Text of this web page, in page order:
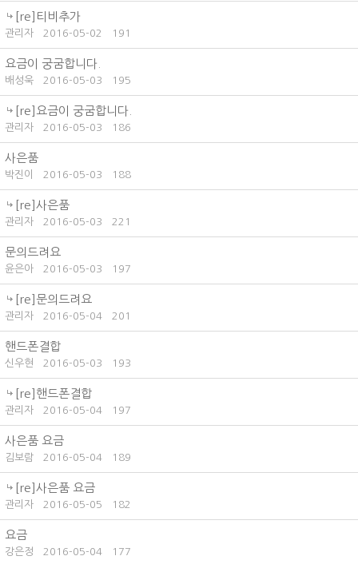
[re]티비추가
관리자 2016-05-02 191
요금이 궁굼합니다.
배성욱 2016-05-03 195
[re]요금이 궁굼합니다.
관리자 2016-05-03 186
사은품
박진이 2016-05-03 188
[re]사은품
관리자 2016-05-03 221
문의드려요
윤은아 2016-05-03 197
[re]문의드려요
관리자 2016-05-04 201
핸드폰결합
신우현 2016-05-03 193
[re]핸드폰결합
관리자 2016-05-04 197
사은품 요금
김보람 2016-05-04 189
[re]사은품 요금
관리자 2016-05-05 182
요금
강은정 2016-05-04 177